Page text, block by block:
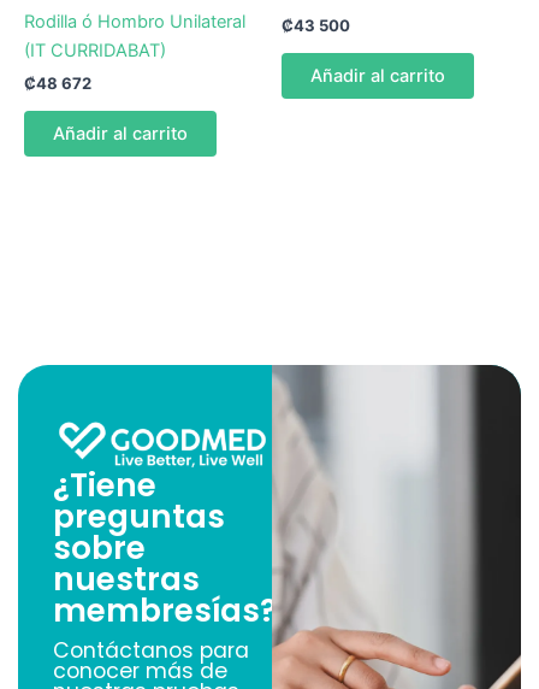
Rodilla ó Hombro Unilateral
(IT CURRIDABAT)
₡48 672
Añadir al carrito
₡43 500
Añadir al carrito
¿Tiene
preguntas
sobre
nuestras
membresías?
Contáctanos para
conocer más de